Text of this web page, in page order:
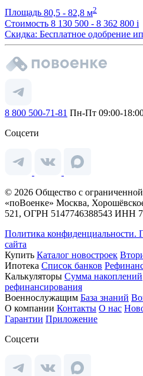
Площадь 80,5 - 82,8 м2
Стоимость 8 130 500 - 8 362 800 i
Скидка: Бесплатное одобрение
8 800 500-71-81 Пн-Пт 09:00-
Соцсети
© 2026 Общество с
«поВоенке» Москва,
521, ОГРН 5147746388543 ИНН
Политика конфиденциальности.
сайта
Купить Каталог новостроек
Ипотека Список банков
Калькуляторы Сумма накоплений
рефинансирования
Военнослужащим База знаний
О компании Контакты О нас
Гарантии Приложение
Соцсети